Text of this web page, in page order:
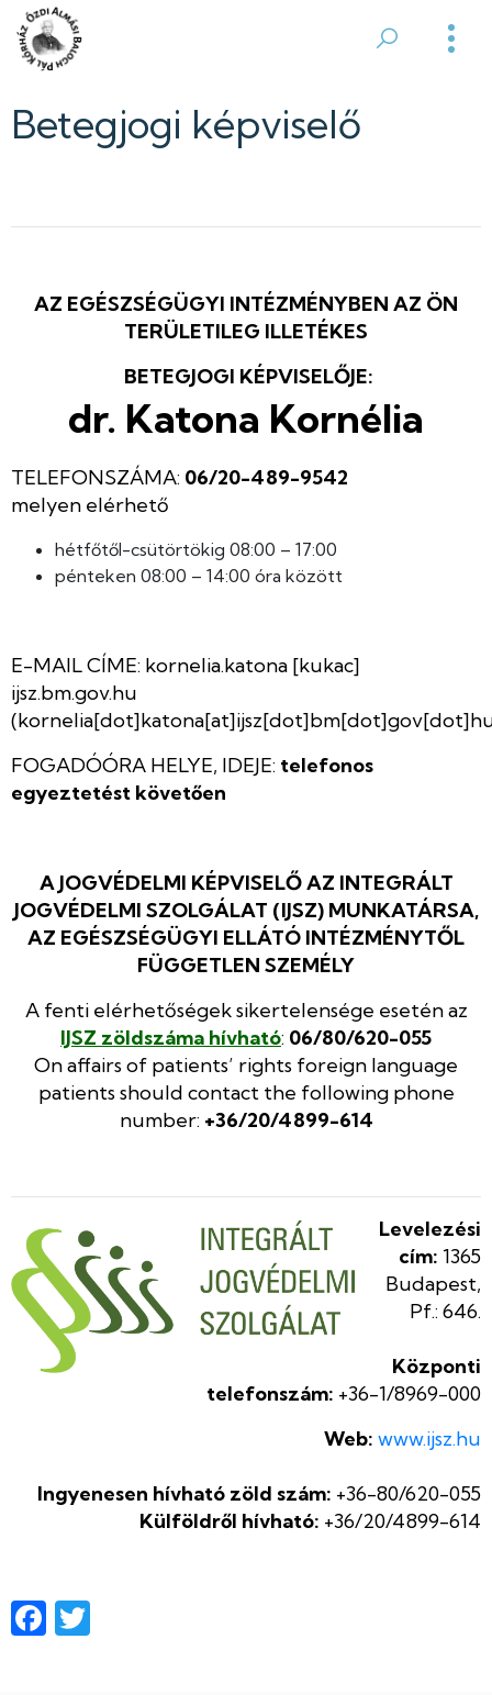
Ugrás
tartalomraÓzdi
Almási
Balogh
Betegjogi képviselő
AZ EGÉSZSÉGÜGYI INTÉZMÉNYBEN AZ ÖN
TERÜLETILEG ILLETÉKES
BETEGJOGI KÉPVISELŐJE:
dr. Katona Kornélia
TELEFONSZÁMA: 06/20-489-9542
melyen elérhető
hétfőtől-csütörtökig 08:00 – 17:00
pénteken 08:00 – 14:00 óra között
E-MAIL CÍME: kornelia.katona [kukac]
ijsz.bm.gov.hu
FOGADÓÓRA HELYE, IDEJE: telefonos
egyeztetést követően
A JOGVÉDELMI KÉPVISELŐ AZ INTEGRÁLT
JOGVÉDELMI SZOLGÁLAT (IJSZ) MUNKATÁRSA,
AZ EGÉSZSÉGÜGYI ELLÁTÓ INTÉZMÉNYTŐL
FÜGGETLEN SZEMÉLY
A fenti elérhetőségek sikertelensége esetén az
IJSZ zöldszáma hívható: 06/80/620-055
On affairs of patients’ rights foreign language
patients should contact the following phone
number: +36/20/4899-614
Levelezési
cím: 1365
Budapest,
Pf.: 646.
Központi
telefonszám: +36-1/8969-000
Web: www.ijsz.hu
Ingyenesen hívható zöld szám: +36-80/620-055
Külföldről hívható: +36/20/4899-614
Facebook